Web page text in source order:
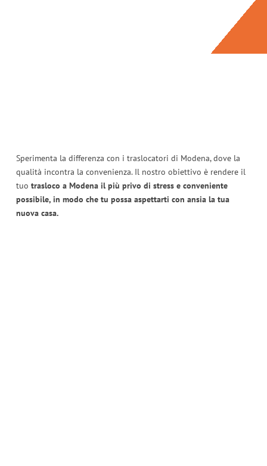
Sperimenta la differenza con i traslocatori di Modena, dove la
qualità incontra la convenienza. Il nostro obiettivo è rendere il
tuo trasloco a Modena il più privo di stress e conveniente
possibile, in modo che tu possa aspettarti con ansia la tua
nuova casa.